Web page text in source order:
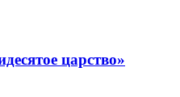
царство»